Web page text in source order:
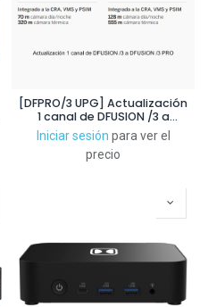
[DFPRO/3 UPG] Actualización
1 canal de DFUSION /3 a
DFUSION /3 PRO
Iniciar sesión para ver el
precio